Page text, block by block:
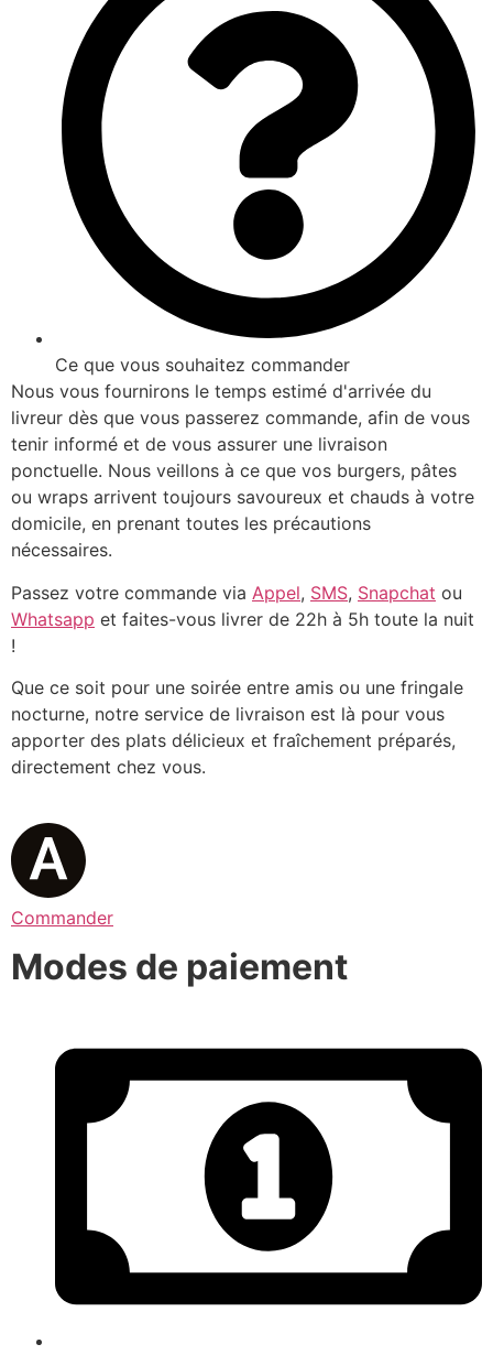
Ce que vous souhaitez commander
Nous vous fournirons le temps estimé d'arrivée du
livreur dès que vous passerez commande, afin de vous
tenir informé et de vous assurer une livraison
ponctuelle. Nous veillons à ce que vos burgers, pâtes
ou wraps arrivent toujours savoureux et chauds à votre
domicile, en prenant toutes les précautions
nécessaires.
Passez votre commande via Appel, SMS, Snapchat ou
Whatsapp et faites-vous livrer de 22h à 5h toute la nuit
!
Que ce soit pour une soirée entre amis ou une fringale
nocturne, notre service de livraison est là pour vous
apporter des plats délicieux et fraîchement préparés,
directement chez vous.
Commander
Modes de paiement